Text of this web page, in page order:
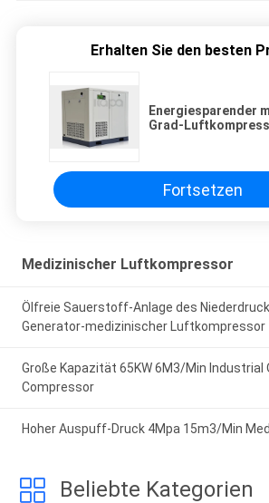
Erhalten Sie den besten
Energiesparender
Grad-
Fortsetzen
Medizinischer Luftkompressor
Ölfreie Sauerstoff-Anlage des
Generator-medizinischer Luftkompressor
Große Kapazität 65KW 6M3/Min Industrial
Compressor
Hoher Auspuff-Druck 4Mpa 15m3/Min
Beliebte Kategorien